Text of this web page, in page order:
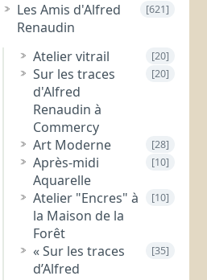
Les Amis d'Alfred
Renaudin
[621]
Atelier vitrail [20]
Sur les traces
d'Alfred
Renaudin à
Commercy
[20]
Art Moderne [28]
Après-midi
Aquarelle
[10]
Atelier "Encres" à
la Maison de la
Forêt
[10]
« Sur les traces
d’Alfred
[35]